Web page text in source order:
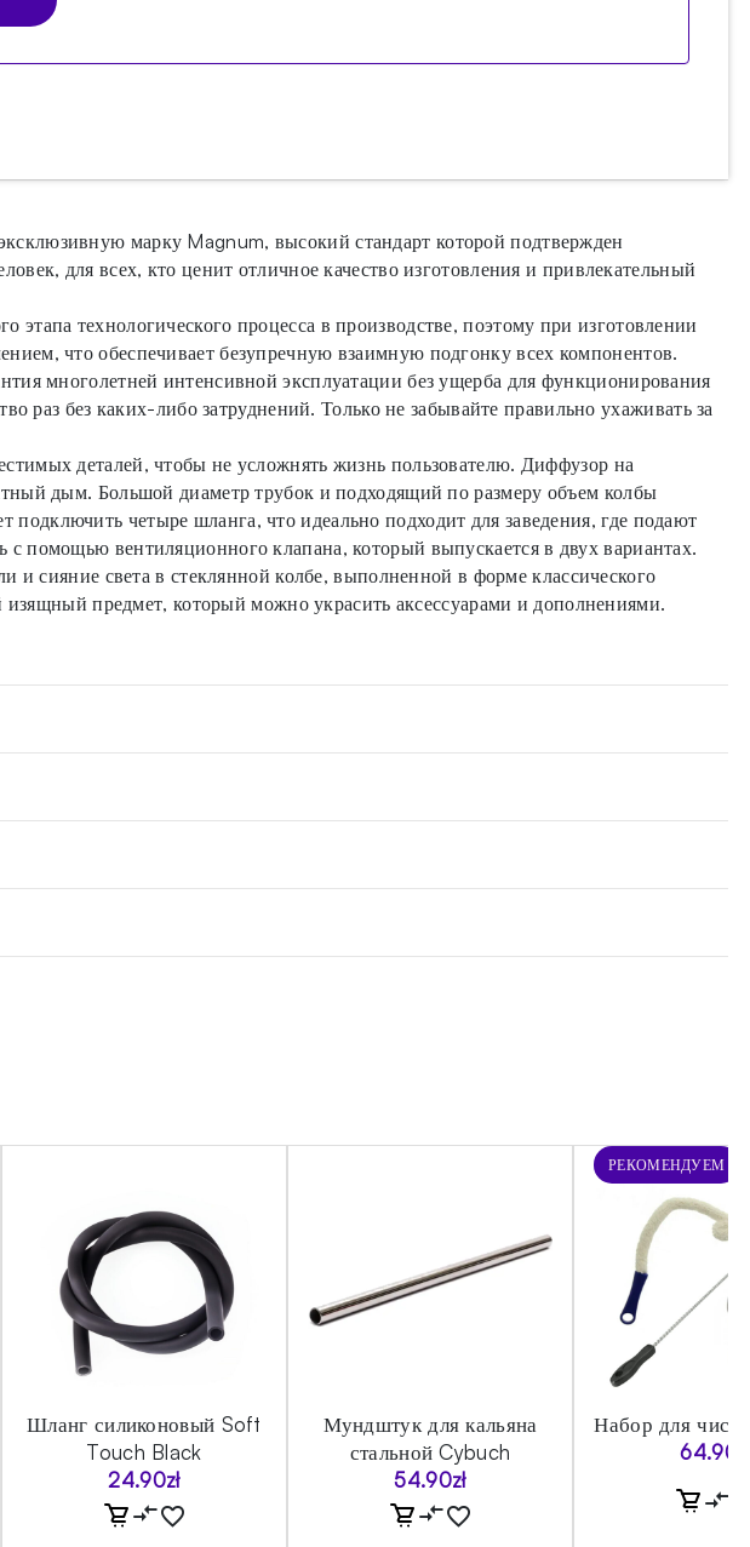
марку Magnum, высокий стандарт которой подтвержден
для всех, кто ценит отличное качество изготовления и привлекательный
технологического процесса в производстве, поэтому при изготовлении
что обеспечивает безупречную взаимную подгонку всех компонентов.
многолетней интенсивной эксплуатации без ущерба для функционирования
раз без каких-либо затруднений. Только не забывайте правильно ухаживать за
деталей, чтобы не усложнять жизнь пользователю. Диффузор на
дым. Большой диаметр трубок и подходящий по размеру объем колбы
четыре шланга, что идеально подходит для заведения, где подают
помощью вентиляционного клапана, который выпускается в двух вариантах.
сияние света в стеклянной колбе, выполненной в форме классического
изящный предмет, который можно украсить аксессуарами и дополнениями.
Шланг силиконовый Soft
Touch Black
24.90zł
Мундштук для кальяна
стальной Cybuch
54.90zł
РЕКОМЕНДУЕМ
Набор для
64.90